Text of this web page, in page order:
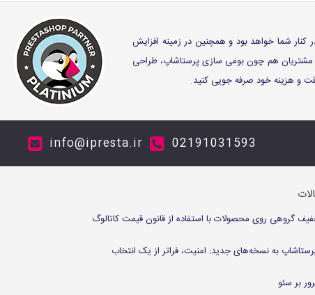
کنار شما خواهد بود و همچنین در زمینه افزایش
مشتریان هم چون بومی سازی پرستاشاپ، طراحی
و هزینه خود صرفه جویی کنید.
02191031593
info@ipresta.ir
گروهی روی محصولات با استفاده از قانون قیمت کاتالوگ
به نسخه‌های جدید: امنیت، فراتر از یک انتخاب
بر سئو